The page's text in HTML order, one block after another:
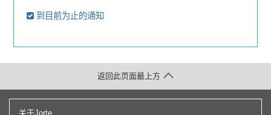
到目前为止的通知
关于Jorte
返回此页面最上方